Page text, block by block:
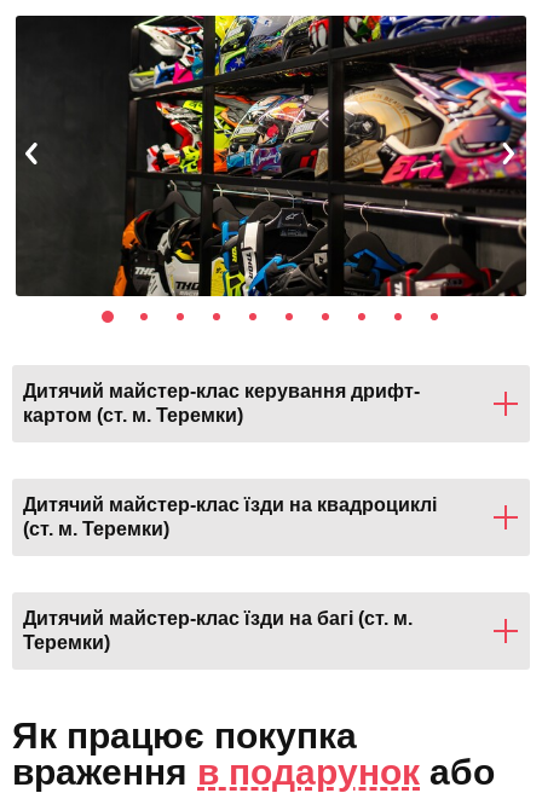
Дитячий майстер-клас керування дрифт-
картом (ст. м. Теремки)
Дитячий майстер-клас їзди на квадроциклі
(ст. м. Теремки)
Дитячий майстер-клас їзди на багі (ст. м.
Теремки)
Як працює покупка
враження в подарунок або